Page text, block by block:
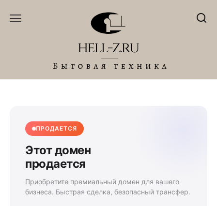
ПРОДАЕТСЯ
Этот домен
продается
Приобретите премиальный домен для вашего
бизнеса. Быстрая сделка, безопасный трансфер.